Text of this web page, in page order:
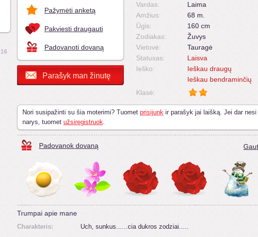
16
Pažymėti anketą
Pakviesti draugauti
Padovanoti dovaną
Parašyk man žinutę
Vardas:
Laima
Amžius:
68 m.
Ūgis:
160 cm
Zodiakas:
Žuvys
Vietovė:
Tauragė
Statusas:
Laisva
Ieško:
Ieškau draugų
Ieškau bendraminčių
Klasė:
Nori susipažinti su šia moterimi? Tuomet prisijunk ir parašyk jai laišką. Jei dar
narys, tuomet užsiregistruok.
Padovanok dovaną
Trumpai apie mane
Charakteris:
Uch, sunkus......cia dukros zodziai.....